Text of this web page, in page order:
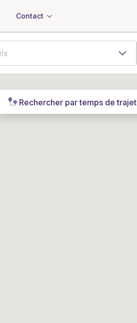
Contact
Rechercher par temps de trajet